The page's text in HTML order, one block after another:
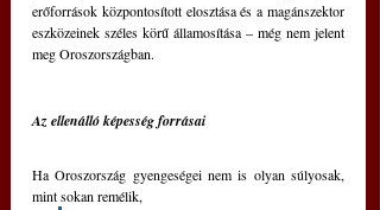
erőforrások központosított elosztása és a magánszektor
eszközeinek széles körű államosítása ‒ még nem jelent
meg Oroszországban.
Az ellenálló képesség forrásai
Ha Oroszország gyengeségei nem is olyan súlyosak,
mint sokan remélik,